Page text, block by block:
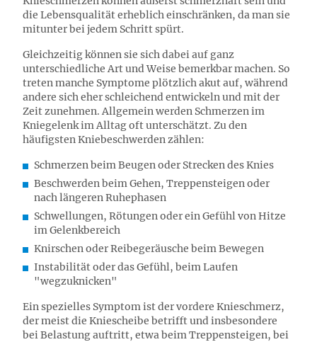
die Lebensqualität erheblich einschränken, da man sie
mitunter bei jedem Schritt spürt.
Gleichzeitig können sie sich dabei auf ganz
unterschiedliche Art und Weise bemerkbar machen. So
treten manche Symptome plötzlich akut auf, während
andere sich eher schleichend entwickeln und mit der
Zeit zunehmen. Allgemein werden Schmerzen im
Kniegelenk im Alltag oft unterschätzt. Zu den
häufigsten Kniebeschwerden zählen:
Schmerzen beim Beugen oder Strecken des Knies
Beschwerden beim Gehen, Treppensteigen oder
nach längeren Ruhephasen
Schwellungen, Rötungen oder ein Gefühl von Hitze
im Gelenkbereich
Knirschen oder Reibegeräusche beim Bewegen
Instabilität oder das Gefühl, beim Laufen
"wegzuknicken"
Ein spezielles Symptom ist der vordere Knieschmerz,
der meist die Kniescheibe betrifft und insbesondere
bei Belastung auftritt, etwa beim Treppensteigen, bei